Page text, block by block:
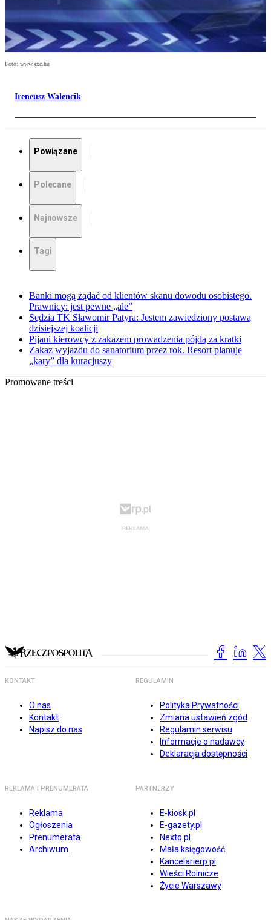
Foto: www.sxc.hu
Ireneusz Walencik
Powiązane
Polecane
Najnowsze
Tagi
Banki mogą żądać od klientów skanu dowodu osobistego.
Prawnicy: jest pewne „ale”
Sędzia TK Sławomir Patyra: Jestem zawiedziony postawą
dzisiejszej koalicji
Pijani kierowcy z zakazem prowadzenia pójdą za kratki
Zakaz wyjazdu do sanatorium przez rok. Resort planuje
„kary” dla kuracjuszy
Promowane treści
KONTAKT
O nas
Kontakt
Napisz do nas
REGULAMIN
Polityka Prywatności
Zmiana ustawień zgód
Regulamin serwisu
Informacje o nadawcy
Deklaracja dostępności
REKLAMA I PRENUMERATA
Reklama
Ogłoszenia
Prenumerata
Archiwum
PARTNERZY
E-kiosk.pl
E-gazety.pl
Nexto.pl
Mała księgowość
Kancelarierp.pl
Wieści Rolnicze
Życie Warszawy